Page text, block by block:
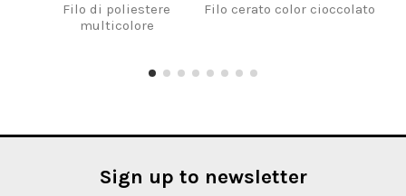
Filo di poliestere
multicolore
Filo cerato color cioccolato
Sign up to newsletter